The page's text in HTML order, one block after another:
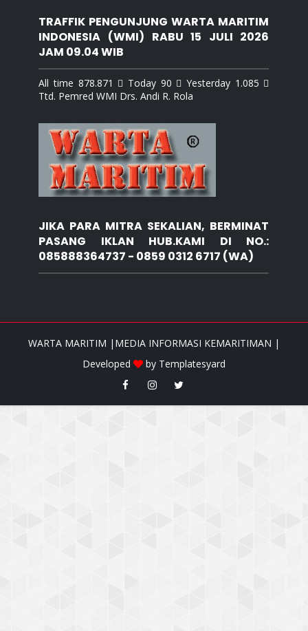
TRAFFIK PENGUNJUNG WARTA MARITIM
INDONESIA (WMI) RABU 15 JULI 2026
JAM 09.04 WIB
All time 878.871  Today 90  Yesterday 1.085 
Ttd. Pemred WMI Drs. Andi R. Rola
JIKA PARA MITRA SEKALIAN, BERMINAT
PASANG IKLAN HUB.KAMI DI NO.:
085888364737 - 0859 0312 6717 (WA)
WARTA MARITIM |MEDIA INFORMASI KEMARITIMAN |
Developed
by Templatesyard